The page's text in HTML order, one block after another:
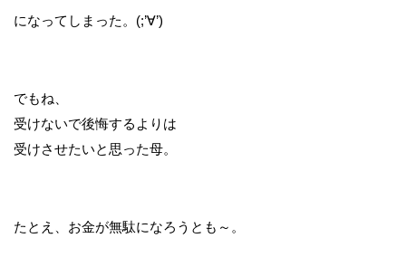
になってしまった。(;’∀’)
でもね、
受けないで後悔するよりは
受けさせたいと思った母。
たとえ、お金が無駄になろうとも～。